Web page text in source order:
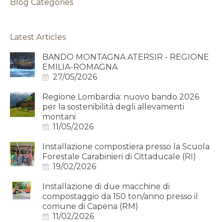
Blog Categories
Latest Articles
BANDO MONTAGNA ATERSIR - REGIONE
EMILIA-ROMAGNA
27/05/2026
Regione Lombardia: nuovo bando 2026
per la sostenibilità degli allevamenti
montani
11/05/2026
Installazione compostiera presso la Scuola
Forestale Carabinieri di Cittaducale (RI)
19/02/2026
Installazione di due macchine di
compostaggio da 150 ton/anno presso il
comune di Capena (RM)
11/02/2026